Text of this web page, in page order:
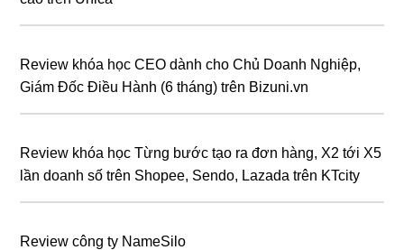
Review khóa học CEO dành cho Chủ Doanh Nghiệp,
Giám Đốc Điều Hành (6 tháng) trên Bizuni.vn
Review khóa học Từng bước tạo ra đơn hàng, X2 tới X5
lần doanh số trên Shopee, Sendo, Lazada trên KTcity
Review công ty NameSilo